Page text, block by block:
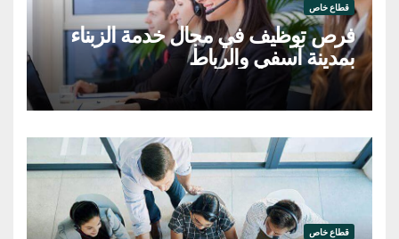
قطاع خاص
فرص توظيف في مجال خدمة الزبناء
بمدينة آسفي والرباط
قطاع خاص